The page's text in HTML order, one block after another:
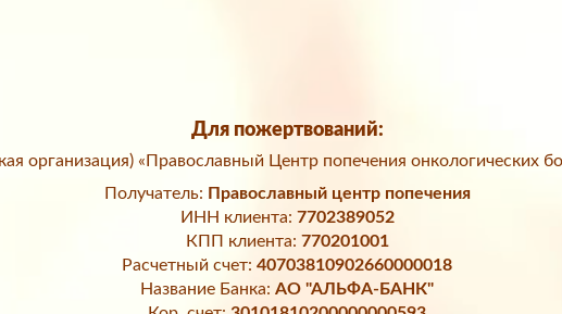
Для пожертвований:
организация) «Православный Центр попечения онкологических
Получатель: Православный центр попечения
ИНН клиента: 7702389052
КПП клиента: 770201001
Расчетный счет: 40703810902660000018
Название Банка: АО "АЛЬФА-БАНК"